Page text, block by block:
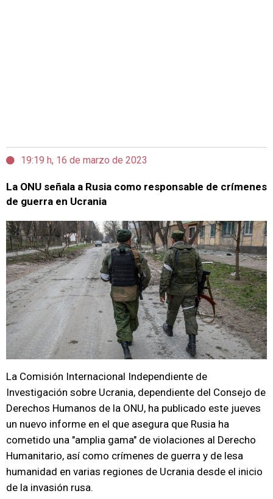
19:19 h, 16 de marzo de 2023
La ONU señala a Rusia como responsable de crímenes
de guerra en Ucrania
La Comisión Internacional Independiente de
Investigación sobre Ucrania, dependiente del Consejo de
Derechos Humanos de la ONU, ha publicado este jueves
un nuevo informe en el que asegura que Rusia ha
cometido una "amplia gama" de violaciones al Derecho
Humanitario, así como crímenes de guerra y de lesa
humanidad en varias regiones de Ucrania desde el inicio
de la invasión rusa.